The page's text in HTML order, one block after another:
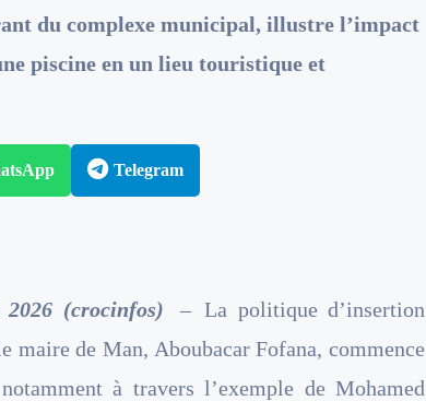
du complexe municipal, illustre l’impact
piscine en un lieu touristique et
Telegram
(crocinfos) – La politique d’insertion
maire de Man, Aboubacar Fofana, commence
à travers l’exemple de Mohamed